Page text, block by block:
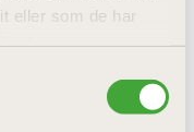
eller som de har